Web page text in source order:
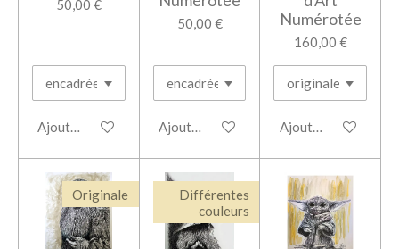
50,00 €
Ajouter au panier
50,00 €
Ajouter au panier
Numérotée
160,00 €
Ajouter au panier
Originale
Différentes
couleurs